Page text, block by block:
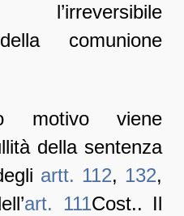
comunione
motivo viene
della sentenza
artt. 112, 132,
art. 111Cost.. Il